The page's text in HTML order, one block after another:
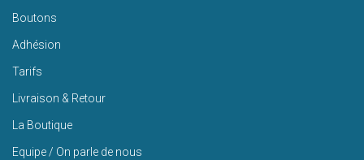
Boutons
Adhésion
Tarifs
Livraison & Retour
La Boutique
Equipe / On parle de nous